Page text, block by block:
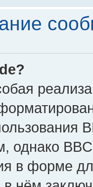
однако
в форме